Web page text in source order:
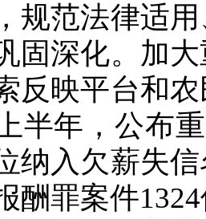
规范法律适
固深化。加
反映平台和
半年，公布
纳入欠薪失
酬罪案件